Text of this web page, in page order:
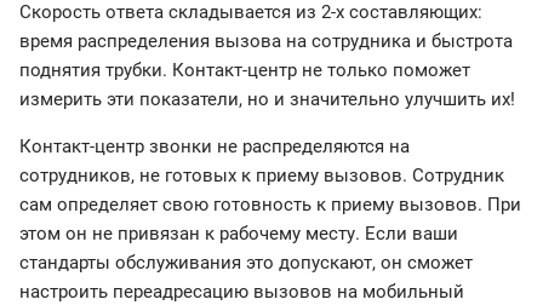
Скорость ответа складывается из 2-х составляющих:
время распределения вызова на сотрудника и быстрота
поднятия трубки. Контакт-центр не только поможет
измерить эти показатели, но и значительно улучшить их!
Контакт-центр звонки не распределяются на
сотрудников, не готовых к приему вызовов. Сотрудник
сам определяет свою готовность к приему вызовов. При
этом он не привязан к рабочему месту. Если ваши
стандарты обслуживания это допускают, он сможет
настроить переадресацию вызовов на мобильный